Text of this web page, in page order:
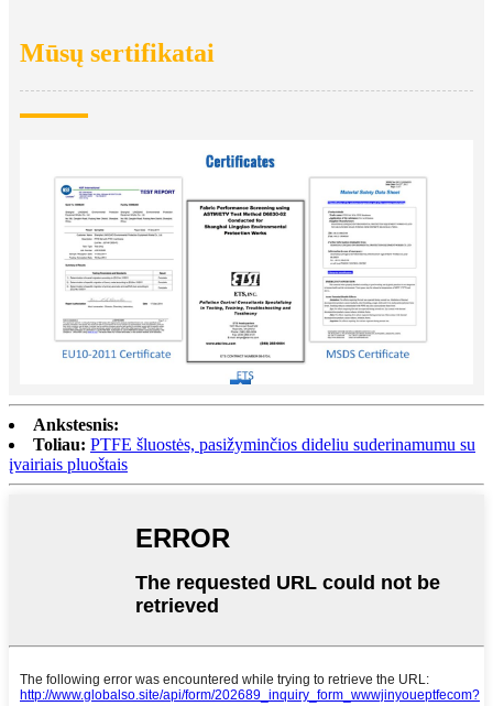
Mūsų sertifikatai
Ankstesnis:
Toliau: PTFE šluostės, pasižyminčios dideliu suderinamumu su
įvairiais pluoštais